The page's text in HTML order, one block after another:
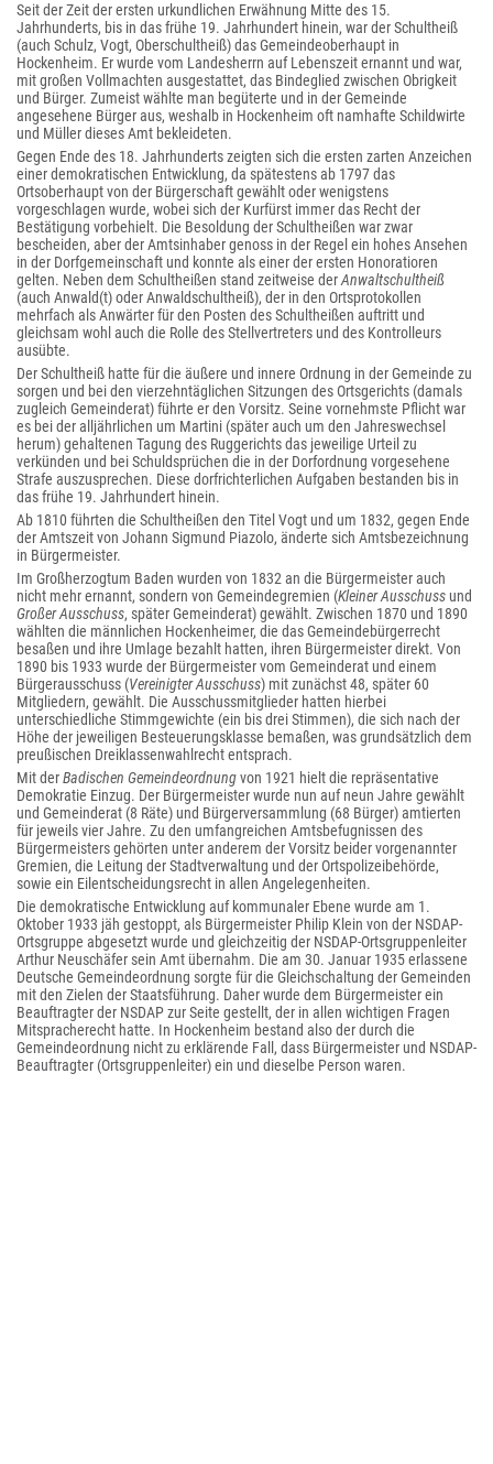
Seit der Zeit der ersten urkundlichen Erwähnung Mitte des 15.
Jahrhunderts, bis in das frühe 19. Jahrhundert hinein, war der Schultheiß
(auch Schulz, Vogt, Oberschultheiß) das Gemeindeoberhaupt in
Hockenheim. Er wurde vom Landesherrn auf Lebenszeit ernannt und war,
mit großen Vollmachten ausgestattet, das Bindeglied zwischen Obrigkeit
und Bürger. Zumeist wählte man begüterte und in der Gemeinde
angesehene Bürger aus, weshalb in Hockenheim oft namhafte Schildwirte
und Müller dieses Amt bekleideten.
Gegen Ende des 18. Jahrhunderts zeigten sich die ersten zarten Anzeichen
einer demokratischen Entwicklung, da spätestens ab 1797 das
Ortsoberhaupt von der Bürgerschaft gewählt oder wenigstens
vorgeschlagen wurde, wobei sich der Kurfürst immer das Recht der
Bestätigung vorbehielt. Die Besoldung der Schultheißen war zwar
bescheiden, aber der Amtsinhaber genoss in der Regel ein hohes Ansehen
in der Dorfgemeinschaft und konnte als einer der ersten Honoratioren
gelten. Neben dem Schultheißen stand zeitweise derAnwaltschultheiß
(auch Anwald(t) oder Anwaldschultheiß), der in den Ortsprotokollen
mehrfach als Anwärter für den Posten des Schultheißen auftritt und
gleichsam wohl auch die Rolle des Stellvertreters und des Kontrolleurs
ausübte.
Der Schultheiß hatte für die äußere und innere Ordnung in der Gemeinde zu
sorgen und bei den vierzehntäglichen Sitzungen des Ortsgerichts (damals
zugleich Gemeinderat) führte er den Vorsitz. Seine vornehmste Pflicht war
es bei der alljährlichen um Martini (später auch um den Jahreswechsel
herum) gehaltenen Tagung des Ruggerichts das jeweilige Urteil zu
verkünden und bei Schuldsprüchen die in der Dorfordnung vorgesehene
Strafe auszusprechen. Diese dorfrichterlichen Aufgaben bestanden bis in
das frühe 19. Jahrhundert hinein.
Ab 1810 führten die Schultheißen den Titel Vogt und um 1832, gegen Ende
der Amtszeit von Johann Sigmund Piazolo, änderte sich Amtsbezeichnung
in Bürgermeister.
Im Großherzogtum Baden wurden von 1832 an die Bürgermeister auch
nicht mehr ernannt, sondern von Gemeindegremien (Kleiner Ausschuss und
Großer Ausschuss, später Gemeinderat) gewählt. Zwischen 1870 und 1890
wählten die männlichen Hockenheimer, die das Gemeindebürgerrecht
besaßen und ihre Umlage bezahlt hatten, ihren Bürgermeister direkt. Von
1890 bis 1933 wurde der Bürgermeister vom Gemeinderat und einem
Bürgerausschuss (Vereinigter Ausschuss) mit zunächst 48, später 60
Mitgliedern, gewählt. Die Ausschussmitglieder hatten hierbei
unterschiedliche Stimmgewichte (ein bis drei Stimmen), die sich nach der
Höhe der jeweiligen Besteuerungsklasse bemaßen, was grundsätzlich dem
preußischen Dreiklassenwahlrecht entsprach.
Mit derBadischen Gemeindeordnungvon 1921 hielt die repräsentative
Demokratie Einzug. Der Bürgermeister wurde nun auf neun Jahre gewählt
und Gemeinderat (8 Räte) und Bürgerversammlung (68 Bürger) amtierten
für jeweils vier Jahre. Zu den umfangreichen Amtsbefugnissen des
Bürgermeisters gehörten unter anderem der Vorsitz beider vorgenannter
Gremien, die Leitung der Stadtverwaltung und der Ortspolizeibehörde,
sowie ein Eilentscheidungsrecht in allen Angelegenheiten.
Die demokratische Entwicklung auf kommunaler Ebene wurde am 1.
Oktober 1933 jäh gestoppt, als Bürgermeister Philip Klein von der NSDAP-
Ortsgruppe abgesetzt wurde und gleichzeitig der NSDAP-Ortsgruppenleiter
Arthur Neuschäfer sein Amt übernahm. Die am 30. Januar 1935 erlassene
Deutsche Gemeindeordnung sorgte für die Gleichschaltung der Gemeinden
mit den Zielen der Staatsführung. Daher wurde dem Bürgermeister ein
Beauftragter der NSDAP zur Seite gestellt, der in allen wichtigen Fragen
Mitspracherecht hatte. In Hockenheim bestand also der durch die
Gemeindeordnung nicht zu erklärende Fall, dass Bürgermeister und NSDAP-
Beauftragter (Ortsgruppenleiter) ein und dieselbe Person waren.